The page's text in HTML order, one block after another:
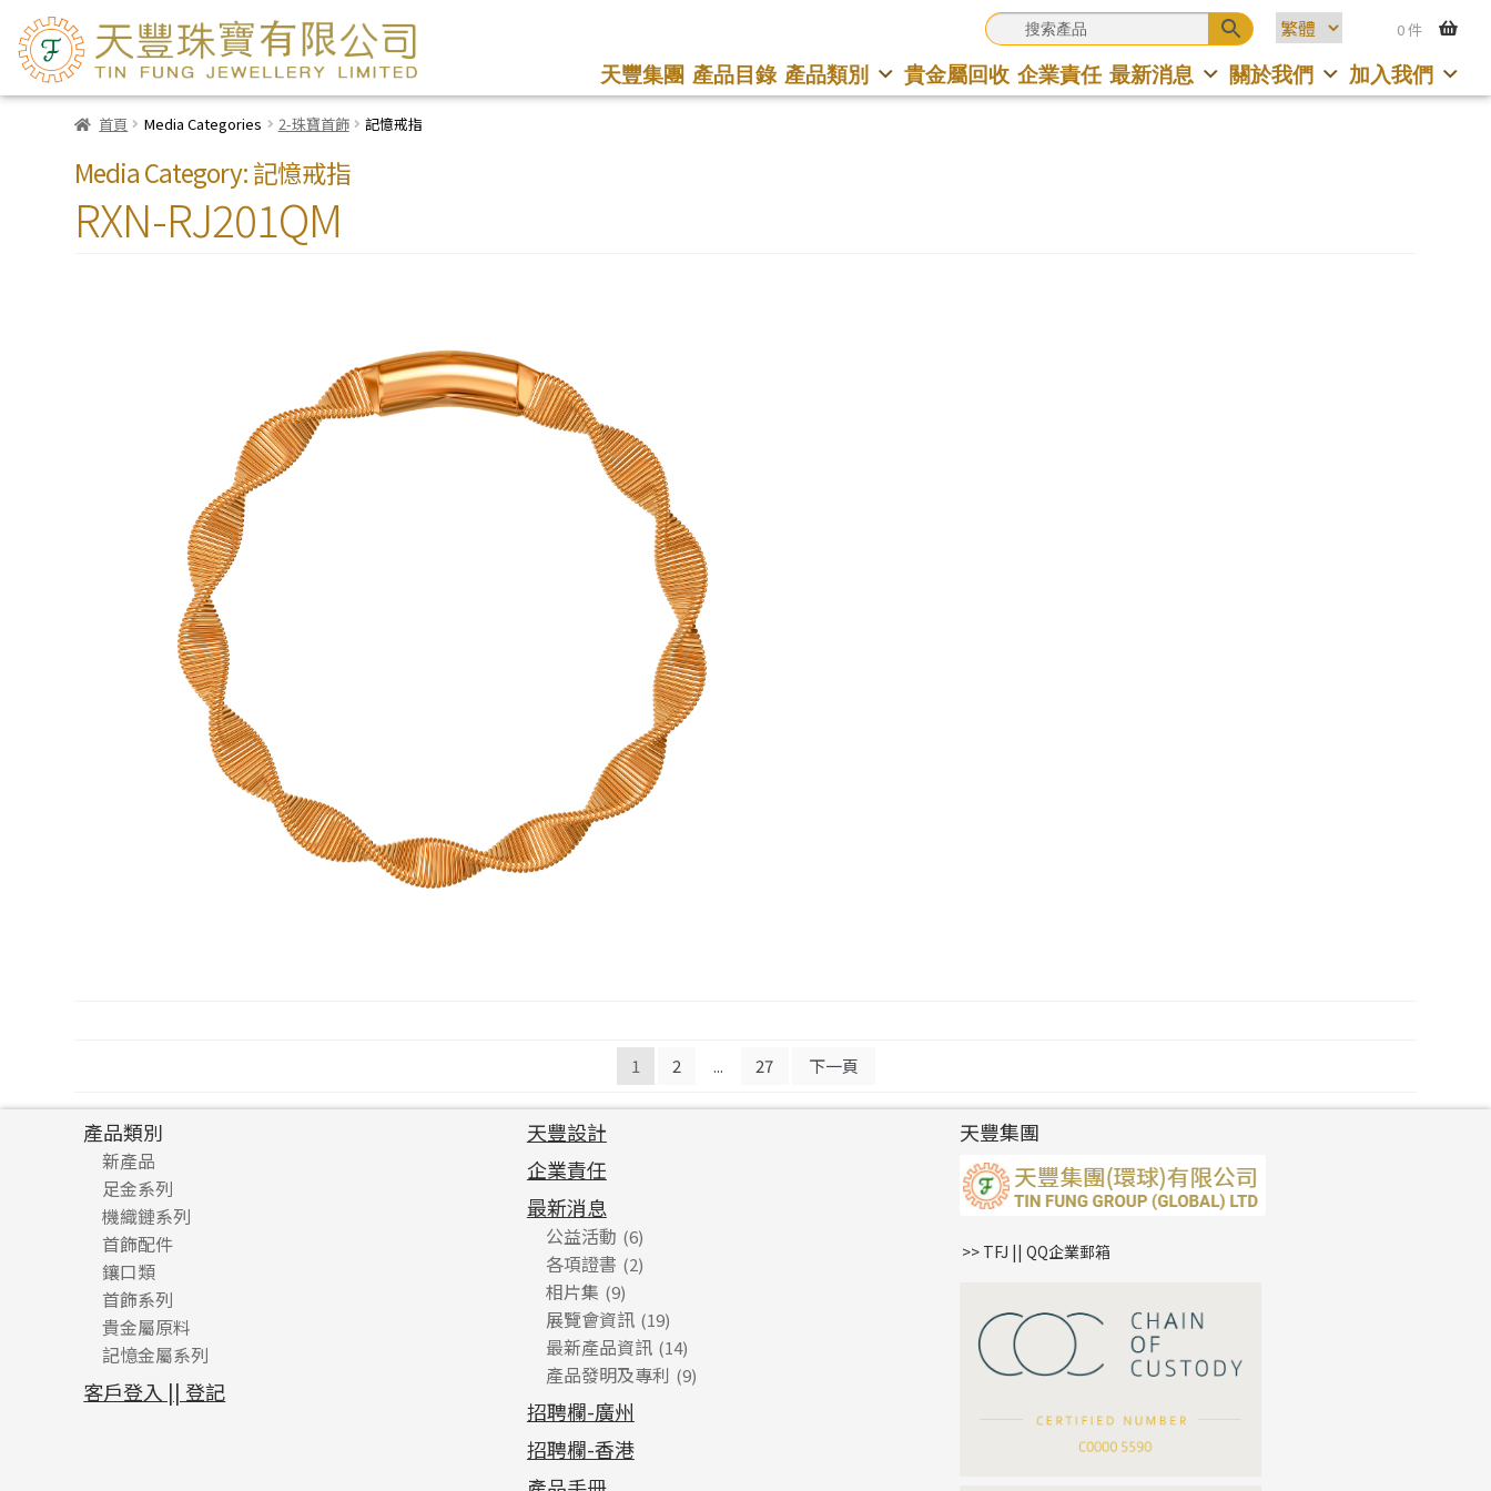
0 件
天豐集團 產品目錄 產品類別 貴金屬回收 企業責任 最新消息 關於我們 加入我們
首頁 Media Categories 2-珠寶首飾 記憶戒指
Media Category:記憶戒指
RXN-RJ201QM
章
導
覽
1 2 ... 27 下一頁
*你的名字
公司名稱
產品類別
新產品
足金系列
足金配件
機織鏈系列
珠仔鏈
镶口链
管狀網鏈
十字車花鏈系列
十字閃O鏈系列
十字錘打鏈系列
側身車花鏈系列
首飾配件
耳環類配件
卷迫系列
螺絲迫系列
梅花迫系列
平臺迫系列
綫拍系列
鏈類配件
動感車花吊墜
調節珠系列
生圈扣系列
龍蝦扣系列
其他類配件
珠盤系列
袖口鈕系列
焊片及鐳射綫
珠類配件
無孔光身珠
空心光身珠
鑲口類
四爪頭系列
六爪頭系列
車花片
動感車花片
鑲口戒指
首飾系列
手镯系列
戒指系列
空心耳環
空心车花管首饰链
貴金屬原料
千足金
記憶金屬系列
記憶戒指
拉簧珠珠手鏈
客戶登入 || 登記
天豐設計
企業責任
最新消息
公益活動 (6)
各項證書 (2)
相片集 (9)
展覽會資訊 (19)
最新產品資訊 (14)
產品發明及專利 (9)
招聘欄-廣州
招聘欄-香港
天豐集團
>> TFJ || QQ企業郵箱